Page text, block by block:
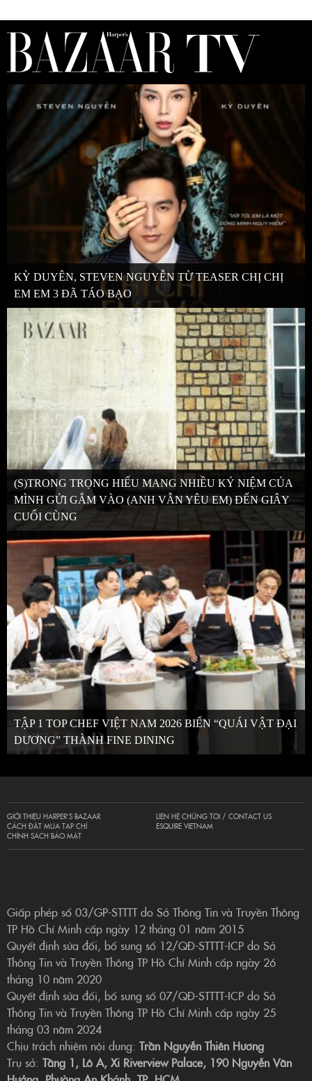
KỲ DUYÊN, STEVEN NGUYỄN TỪ TEASER CHỊ CHỊ
EM EM 3 ĐÃ TÁO BẠO
(S)TRONG TRỌNG HIẾU MANG NHIỀU KỶ NIỆM CỦA
MÌNH GỬI GẮM VÀO (ANH VẪN YÊU EM) ĐẾN GIÂY
CUỐI CÙNG
TẬP 1 TOP CHEF VIỆT NAM 2026 BIẾN “QUÁI VẬT ĐẠI
DƯƠNG” THÀNH FINE DINING
GIỚI THIỆU HARPER’S BAZAAR
CÁCH ĐẶT MUA TẠP CHÍ
CHÍNH SÁCH BẢO MẬT
LIÊN HỆ CHÚNG TÔI / CONTACT US
ESQUIRE VIETNAM
Giấp phép số 03/GP-STTTT do Sở Thông Tin và Truyền Thông
TP Hồ Chí Minh cấp ngày 12 tháng 01 năm 2015
Quyết định sửa đổi, bổ sung số 12/QĐ-STTTT-ICP do Sở
Thông Tin và Truyền Thông TP Hồ Chí Minh cấp ngày 26
tháng 10 năm 2020
Quyết định sửa đổi, bổ sung số 07/QĐ-STTTT-ICP do Sở
Thông Tin và Truyền Thông TP Hồ Chí Minh cấp ngày 25
tháng 03 năm 2024
Chịu trách nhiệm nội dung: Trần Nguyễn Thiên Hương
Trụ sở: Tầng 1, Lô A, Xi Riverview Palace, 190 Nguyễn Văn